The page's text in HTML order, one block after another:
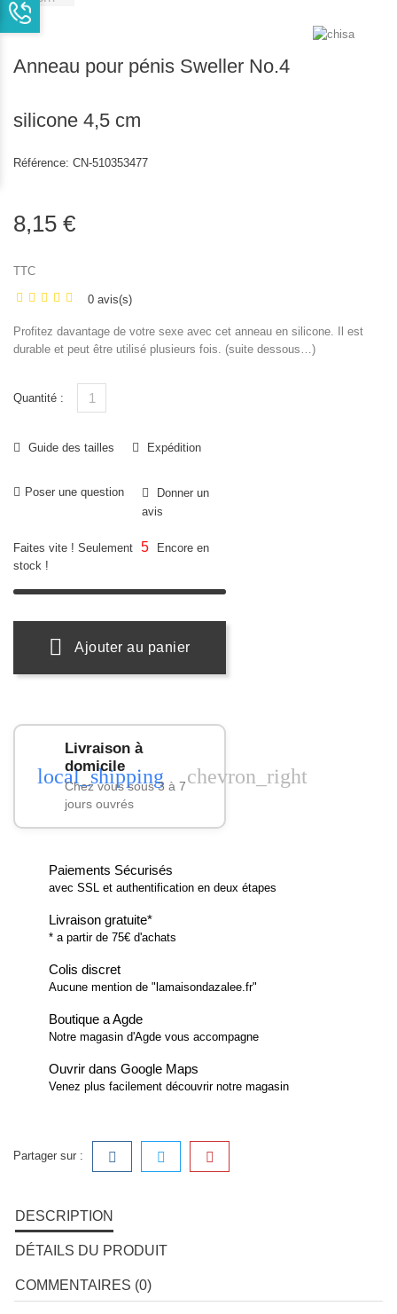
Anneau pour pénis Sweller No.4
silicone 4,5 cm
Référence: CN-510353477
8,15 €
TTC
0 avis(s)
Profitez davantage de votre sexe avec cet anneau en silicone. Il est
durable et peut être utilisé plusieurs fois. (suite dessous…)
Quantité :
Guide des tailles Expédition
Poser une question
Donner un
avis
Faites vite ! Seulement 5
Encore en
stock !
Ajouter au panier
local_shipping
Livraison à
domicile
Chez vous sous 3 à 7
jours ouvrés
chevron_right
Paiements Sécurisés
avec SSL et authentification en deux étapes
Livraison gratuite*
* a partir de 75€ d'achats
Colis discret
Aucune mention de "lamaisondazalee.fr"
Boutique a Agde
Notre magasin d'Agde vous accompagne
Ouvrir dans Google Maps
Venez plus facilement découvrir notre magasin
Partager sur :
DESCRIPTION
DÉTAILS DU PRODUIT
COMMENTAIRES (0)